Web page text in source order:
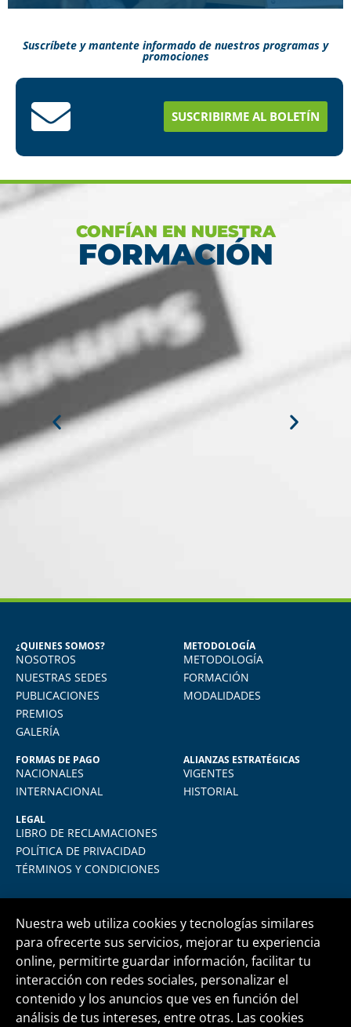
estudios en menos tiempo
Suscríbete y mantente informado de nuestros programas y
promociones
SUSCRIBIRME AL BOLETÍN
CONFÍAN EN NUESTRA
FORMACIÓN
GÓNGORA
Vivo en Arequipa y llevé el diploma con
total comodidad desde mi casa. La
plataforma virtual de FIDE es muy intuitiva
y muy amigable. La enseñanza virtual es
¿QUIENES SOMOS?
NOSOTROS
NUESTRAS SEDES
PUBLICACIONES
PREMIOS
GALERÍA
METODOLOGÍA
METODOLOGÍA
FORMACIÓN
MODALIDADES
FORMAS DE PAGO
NACIONALES
INTERNACIONAL
ALIANZAS ESTRATÉGICAS
VIGENTES
HISTORIAL
LEGAL
LIBRO DE RECLAMACIONES
POLÍTICA DE PRIVACIDAD
TÉRMINOS Y CONDICIONES
Central telefónica+51 1 500 6133
Nuestra web utiliza cookies y tecnologías similares
para ofrecerte sus servicios, mejorar tu experiencia
online, permitirte guardar información, facilitar tu
interacción con redes sociales, personalizar el
contenido y los anuncios que ves en función del
análisis de tus intereses, entre otras. Las cookies